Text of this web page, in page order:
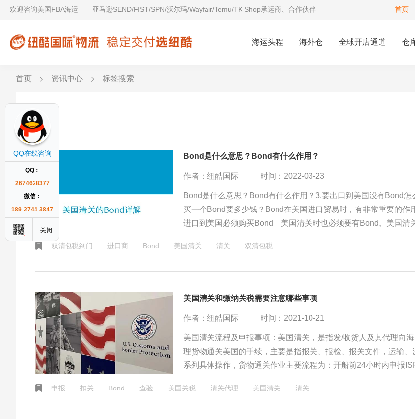
欢迎咨询美国FBA海运——亚马逊SEND/FIST/SPN/沃尔玛/Wayfair/Temu/TK Shop承运商、合作伙伴 首页
海运头程 海外仓 全球开店通道 仓
首页 资讯中心 标签搜索
Bond
Bond是什么意思？Bond有什么作用？
作者：纽酷国际 时间：2022-03-23
Bond是什么意思？Bond有什么作用？3.要出口到美国没有Bond怎
买一个Bond要多少钱？Bond在美国进口贸易时，有非常重要的作
进口到美国必须购买Bond，美国清关时也必须要有Bond。美国清
关、还是以目的国货代代理的名义清关，都是需要提供Bond的。
双清包税到门 进口商 Bond 美国清关 清关 双清包税
美国清关和缴纳关税需要注意哪些事项
作者：纽酷国际 时间：2021-10-21
美国清关流程及申报事项：美国清关，是指发/收货人及其代理向
理货物通关美国的手续，主要是指报关、报检、报关文件，运输、
系列具体操作，货物通关作业主要流程为：开船前24小时内申报
申报 扣关 Bond 查验 美国关税 清关代理 美国清关 清关
QQ在线咨询
QQ：
2674628377
微信：
189-2744-3847